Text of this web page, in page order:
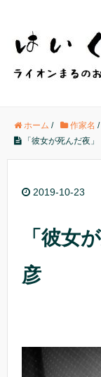
ホーム / 作家名 /
「彼女が死んだ夜
2019-10-23
「彼女
彦